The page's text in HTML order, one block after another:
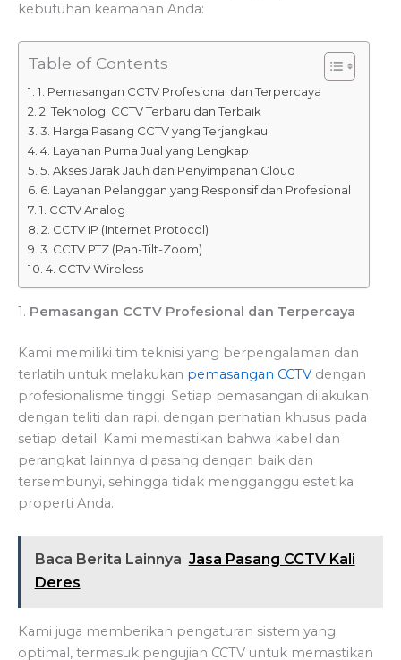
kebutuhan keamanan Anda:
Table of Contents
1. Pemasangan CCTV Profesional dan Terpercaya
2. Teknologi CCTV Terbaru dan Terbaik
3. Harga Pasang CCTV yang Terjangkau
4. Layanan Purna Jual yang Lengkap
5. Akses Jarak Jauh dan Penyimpanan Cloud
6. Layanan Pelanggan yang Responsif dan Profesional
1. CCTV Analog
2. CCTV IP (Internet Protocol)
3. CCTV PTZ (Pan-Tilt-Zoom)
4. CCTV Wireless
1. Pemasangan CCTV Profesional dan Terpercaya
Kami memiliki tim teknisi yang berpengalaman dan
terlatih untuk melakukan pemasangan CCTV dengan
profesionalisme tinggi. Setiap pemasangan dilakukan
dengan teliti dan rapi, dengan perhatian khusus pada
setiap detail. Kami memastikan bahwa kabel dan
perangkat lainnya dipasang dengan baik dan
tersembunyi, sehingga tidak mengganggu estetika
properti Anda.
Baca Berita Lainnya Jasa Pasang CCTV Kali
Deres
Kami juga memberikan pengaturan sistem yang
optimal, termasuk pengujian CCTV untuk memastikan